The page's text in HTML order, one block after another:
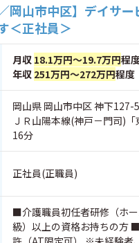
岡山市中区】デイサ
＜正社員＞
月収 18.1万円～19.7万円程
年収 251万円～272万円程度
岡山県 岡山市中区 神下127-5
ＪＲ山陽本線(神戸－門司)
16分
正社員(正職員)
■介護職員初任者研修（ホ
級）以上の資格お持ちの方